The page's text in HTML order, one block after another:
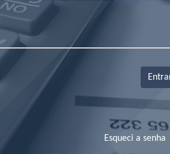
Esqueci a senha